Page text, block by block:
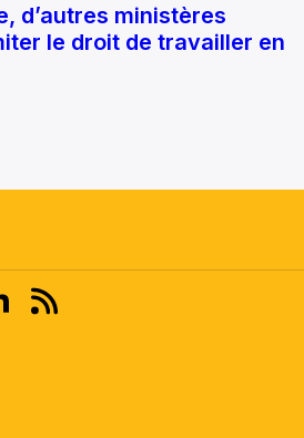
d’autres ministères
le droit de travailler en